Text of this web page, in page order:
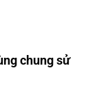
chung sử